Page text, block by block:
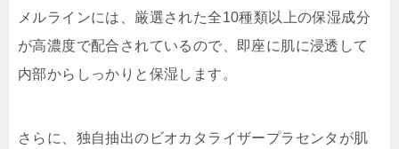
メルラインには、厳選された全10種類以上の保湿成分
が高濃度で配合されているので、即座に肌に浸透して
内部からしっかりと保湿します。
さらに、独自抽出のビオカタライザープラセンタが肌